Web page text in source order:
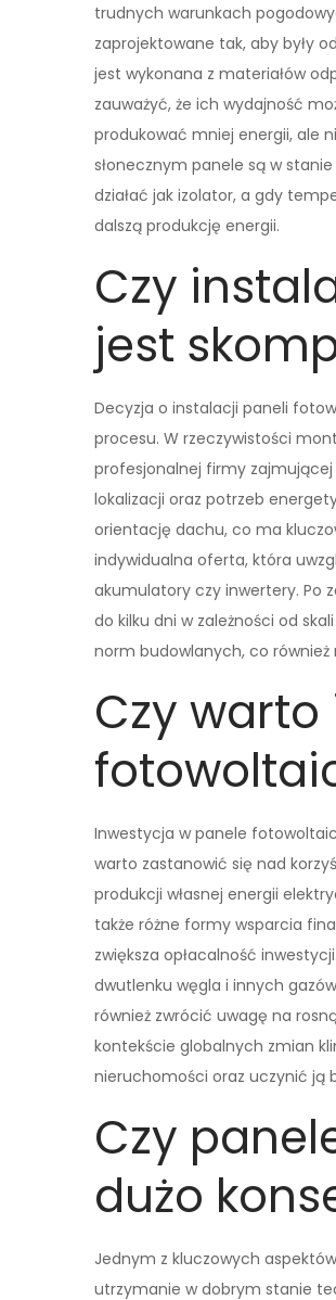
trudnych warunkach
zaprojektowane tak, aby były
jest wykonana z materiałów
zauważyć, że ich wydajność
produkować mniej energii, ale
słonecznym panele są w
działać jak izolator, a gdy
dalszą produkcję energii.
Czy
jest
Decyzja o instalacji paneli
procesu. W rzeczywistości
profesjonalnej firmy zajmującej
lokalizacji oraz potrzeb
orientację dachu, co ma
indywidualna oferta, która
akumulatory czy inwertery. Po
do kilku dni w zależności od
norm budowlanych, co również
Czy
Inwestycja w panele
warto zastanowić się nad
produkcji własnej energii
także różne formy wsparcia
zwiększa opłacalność
dwutlenku węgla i innych
również zwrócić uwagę na
kontekście globalnych zmian
nieruchomości oraz uczynić ją
Czy
dużo
Jednym z kluczowych
utrzymanie w dobrym stanie